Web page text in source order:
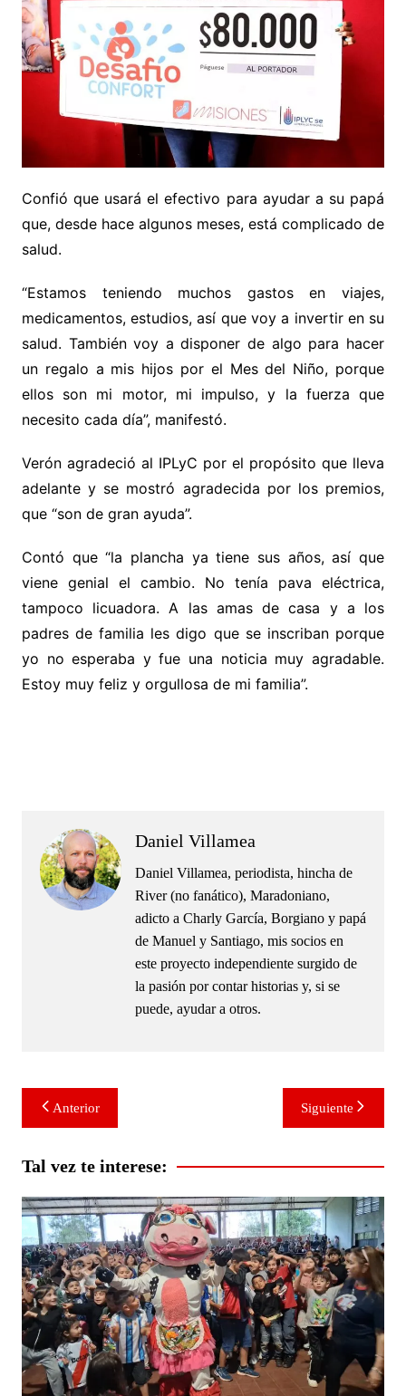
Confió que usará el efectivo para ayudar a su papá
que, desde hace algunos meses, está complicado de
salud.
“Estamos teniendo muchos gastos en viajes,
medicamentos, estudios, así que voy a invertir en su
salud. También voy a disponer de algo para hacer
un regalo a mis hijos por el Mes del Niño, porque
ellos son mi motor, mi impulso, y la fuerza que
necesito cada día”, manifestó.
Verón agradeció al IPLyC por el propósito que lleva
adelante y se mostró agradecida por los premios,
que “son de gran ayuda”.
Contó que “la plancha ya tiene sus años, así que
viene genial el cambio. No tenía pava eléctrica,
tampoco licuadora. A las amas de casa y a los
padres de familia les digo que se inscriban porque
yo no esperaba y fue una noticia muy agradable.
Estoy muy feliz y orgullosa de mi familia”.
Daniel Villamea
Daniel Villamea, periodista, hincha de
River (no fanático), Maradoniano,
adicto a Charly García, Borgiano y papá
de Manuel y Santiago, mis socios en
este proyecto independiente surgido de
la pasión por contar historias y, si se
puede, ayudar a otros.
Navegación
de
entradas
Anterior Siguiente
Tal vez te interese: